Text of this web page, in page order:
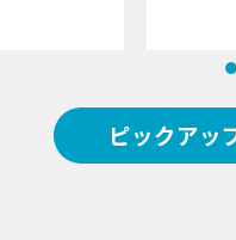
ピックアッ